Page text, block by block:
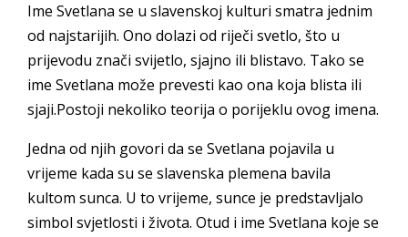
Ime Svetlana se u slavenskoj kulturi smatra jednim
od najstarijih. Ono dolazi od riječi svetlo, što u
prijevodu znači svijetlo, sjajno ili blistavo. Tako se
ime Svetlana može prevesti kao ona koja blista ili
sjaji.Postoji nekoliko teorija o porijeklu ovog imena.
Jedna od njih govori da se Svetlana pojavila u
vrijeme kada su se slavenska plemena bavila
kultom sunca. U to vrijeme, sunce je predstavljalo
simbol svjetlosti i života. Otud i ime Svetlana koje se